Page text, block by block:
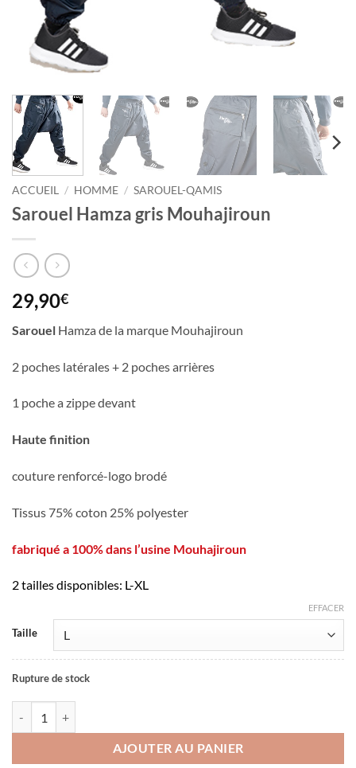
ACCUEIL / HOMME / SAROUEL-QAMIS
Sarouel Hamza gris Mouhajiroun
29,90€
Sarouel Hamza de la marque Mouhajiroun
2 poches latérales + 2 poches arrières
1 poche a zippe devant
Haute finition
couture renforcé-logo brodé
Tissus 75% coton 25% polyester
fabriqué a 100% dans l’usine Mouhajiroun
2 tailles disponibles: L-XL
Taille
EFFACER
Rupture de stock
AJOUTER AU PANIER